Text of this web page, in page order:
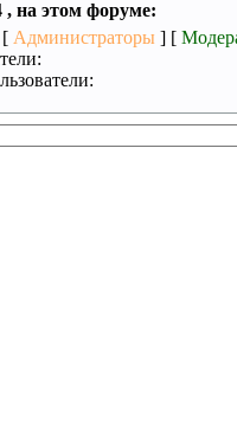
, на этом форуме:
[ Администраторы ] [